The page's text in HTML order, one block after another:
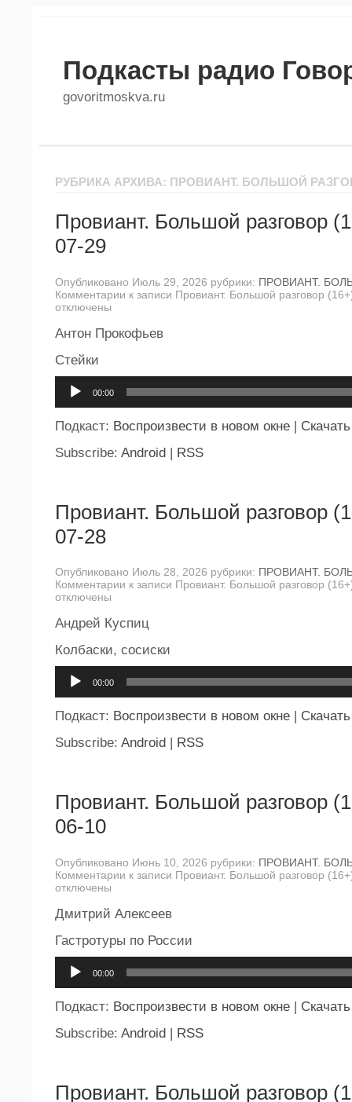
Подкасты радио
govoritmoskva.ru
РУБРИКА АРХИВА: ПРОВИАНТ. БОЛЬШОЙ
Провиант. Большой разговор
07-29
Опубликовано Июль 29, 2026 рубрики: ПРОВИАНТ.
Комментарии к записи Провиант. Большой разговор
отключены
Антон Прокофьев
Стейки
00:00
Подкаст: Воспроизвести в новом окне | Скачать
Subscribe: Android | RSS
Провиант. Большой разговор
07-28
Опубликовано Июль 28, 2026 рубрики: ПРОВИАНТ.
Комментарии к записи Провиант. Большой разговор
отключены
Андрей Куспиц
Колбаски, сосиски
00:00
Подкаст: Воспроизвести в новом окне
Скачать
Subscribe: Android RSS
Провиант. Большой разговор
06-10
Опубликовано Июнь 10, 2026 рубрики: ПРОВИАНТ.
Комментарии к записи Провиант. Большой разговор
отключены
Дмитрий Алексеев
Гастротуры по России
00:00
Подкаст: Воспроизвести в новом окне | Скачать
Subscribe: Android | RSS
Провиант. Большой разговор